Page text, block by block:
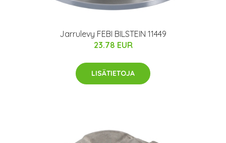
Jarrulevy FEBI BILSTEIN 11449
23.78 EUR
LISÄTIETOJA